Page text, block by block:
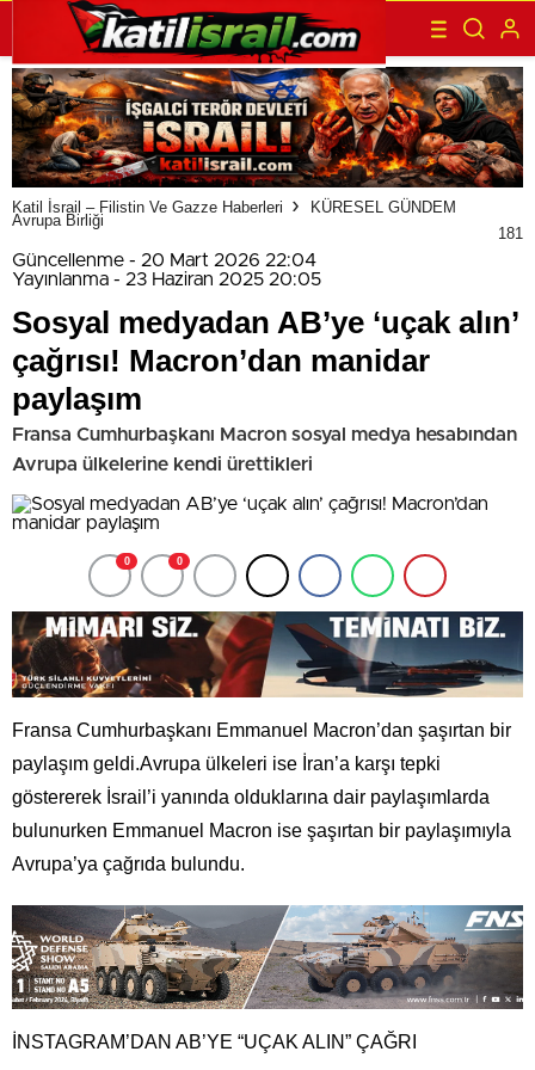
Katil İsrail – Filistin Ve Gazze Haberleri KÜRESEL GÜNDEM
Avrupa Birliği
181
Güncellenme - 20 Mart 2026 22:04
Yayınlanma - 23 Haziran 2025 20:05
Sosyal medyadan AB’ye ‘uçak alın’
çağrısı! Macron’dan manidar
paylaşım
Fransa Cumhurbaşkanı Macron sosyal medya hesabından
Avrupa ülkelerine kendi ürettikleri
0 0
Fransa Cumhurbaşkanı Emmanuel Macron’dan şaşırtan bir
paylaşım geldi.Avrupa ülkeleri ise İran’a karşı tepki
göstererek İsrail’i yanında olduklarına dair paylaşımlarda
bulunurken Emmanuel Macron ise şaşırtan bir paylaşımıyla
Avrupa’ya çağrıda bulundu.
İNSTAGRAM’DAN AB’YE “UÇAK ALIN” ÇAĞRI